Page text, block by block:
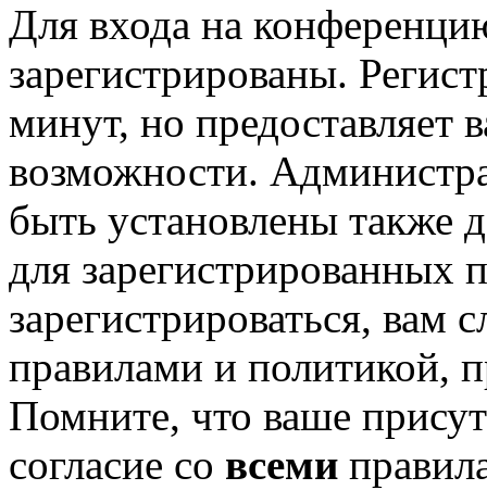
Для входа на
зарегистрированы.
минут, но предоставляет
возможности.
быть установлены также
для зарегистрированных
зарегистрироваться, вам
правилами и политикой,
Помните, что ваше
согласие со всеми